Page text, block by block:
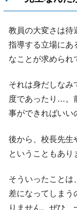
教員の大変さは待
指導する立場にあ
なことが求められ
それは身だしなみ
度であったり…。
事ができればいい
後から、校長先生
ということもあり
そういったことは
差になってしまう
りません。ぜひ、